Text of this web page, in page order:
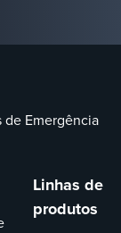
de Emergência
Linhas de
produtos